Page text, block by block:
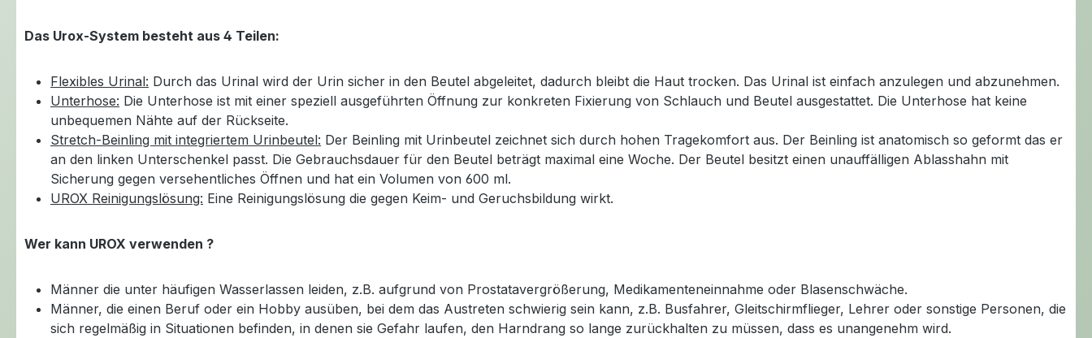
Das Urox-System besteht aus 4 Teilen:
Flexibles Urinal: Durch das Urinal wird der Urin sicher in den Beutel abgeleitet, dadurch bleibt die Haut trocken. Das Urinal ist einfach anzulegen und abzunehmen.
Unterhose: Die Unterhose ist mit einer speziell ausgeführten Öffnung zur konkreten Fixierung von Schlauch und Beutel ausgestattet. Die Unterhose hat keine
unbequemen Nähte auf der Rückseite.
Stretch-Beinling mit integriertem Urinbeutel: Der Beinling mit Urinbeutel zeichnet sich durch hohen Tragekomfort aus. Der Beinling ist anatomisch so geformt das er
an den linken Unterschenkel passt. Die Gebrauchsdauer für den Beutel beträgt maximal eine Woche. Der Beutel besitzt einen unauffälligen Ablasshahn mit
Sicherung gegen versehentliches Öffnen und hat ein Volumen von 600 ml.
UROX Reinigungslösung: Eine Reinigungslösung die gegen Keim- und Geruchsbildung wirkt.
Wer kann UROX verwenden ?
Männer die unter häufigen Wasserlassen leiden, z.B. aufgrund von Prostatavergrößerung, Medikamenteneinnahme oder Blasenschwäche.
Männer, die einen Beruf oder ein Hobby ausüben, bei dem das Austreten schwierig sein kann, z.B. Busfahrer, Gleitschirmflieger, Lehrer oder sonstige Personen, die
sich regelmäßig in Situationen befinden, in denen sie Gefahr laufen, den Harndrang so lange zurückhalten zu müssen, dass es unangenehm wird.